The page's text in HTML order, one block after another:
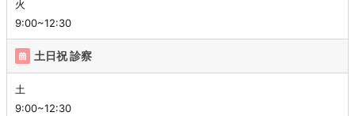
火
9:00~12:30
土日祝 診察
土
9:00~12:30